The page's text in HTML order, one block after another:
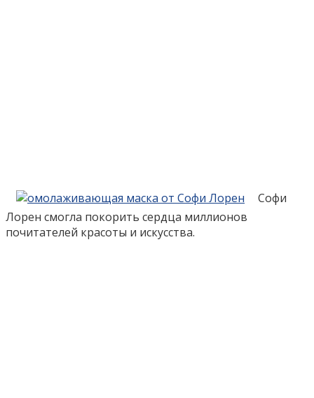
Софи
Лорен смогла покорить сердца миллионов
почитателей красоты и искусства.